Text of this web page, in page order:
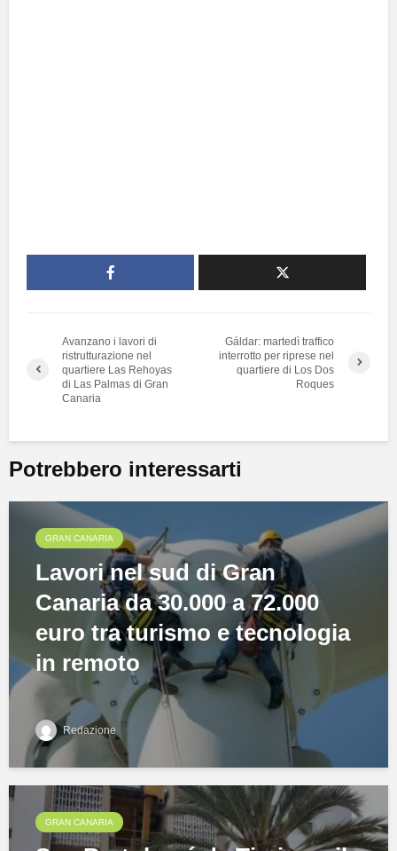
Avanzano i lavori di
ristrutturazione nel
quartiere Las Rehoyas
di Las Palmas di Gran
Canaria
Gáldar: martedì traffico
interrotto per riprese nel
quartiere di Los Dos
Roques
Potrebbero interessarti
GRAN CANARIA
Lavori nel sud di Gran
Canaria da 30.000 a 72.000
euro tra turismo e tecnologia
in remoto
Redazione
GRAN CANARIA